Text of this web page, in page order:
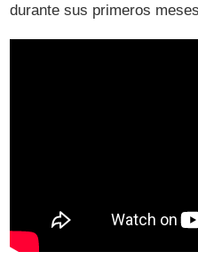
durante sus primeros